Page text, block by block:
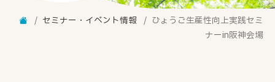
セミナー・イベント情報
ひょうご生産性向上実践セミ
ナーin阪神会場